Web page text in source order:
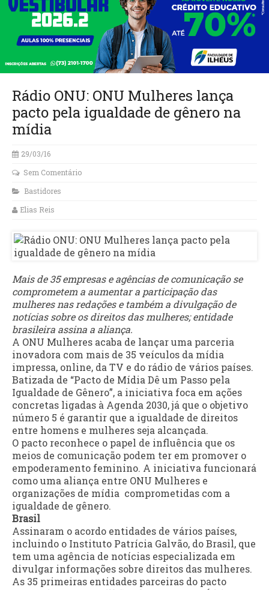
Rádio ONU: ONU Mulheres lança
pacto pela igualdade de gênero na
mídia
29/03/16
Sem Comentário
Bastidores
Elias Reis
Mais de 35 empresas e agências de comunicação se
comprometem a aumentar a participação das
mulheres nas redações e também a divulgação de
notícias sobre os direitos das mulheres; entidade
brasileira assina a aliança.
A ONU Mulheres acaba de lançar uma parceria
inovadora com mais de 35 veículos da mídia
impressa, online, da TV e do rádio de vários países.
Batizada de “Pacto de Mídia Dê um Passo pela
Igualdade de Gênero”, a iniciativa foca em ações
concretas ligadas à Agenda 2030, já que o objetivo
número 5 é garantir que a igualdade de direitos
entre homens e mulheres seja alcançada.
O pacto reconhece o papel de influência que os
meios de comunicação podem ter em promover o
empoderamento feminino. A iniciativa funcionará
como uma aliança entre ONU Mulheres e
organizações de mídia comprometidas com a
igualdade de gênero.
Brasil
Assinaram o acordo entidades de vários países,
incluindo o Instituto Patrícia Galvão, do Brasil, que
tem uma agência de notícias especializada em
divulgar informações sobre direitos das mulheres.
As 35 primeiras entidades parceiras do pacto